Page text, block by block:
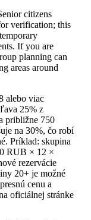
citizens
verification; this
If you are
planning can
areas around
alebo viac
25% z
približne 750
na 30%, čo robí
Príklad: skupina
RUB × 12 ×
rezervácie
20+ je možné
cenu a
oficiálnej stránke